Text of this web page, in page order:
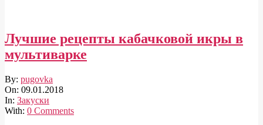
Лучшие рецепты кабачковой икры в
мультиварке
2018-
01-
09
By: pugovka
On: 09.01.2018
In: Закуски
With: 0 Comments